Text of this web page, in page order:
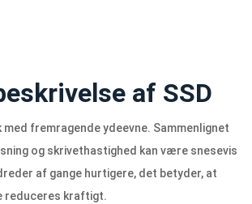
af SSD
med fremragende ydeevne. Sammenlignet
og skrivethastighed kan være snesevis
af gange hurtigere, det betyder, at
reduceres kraftigt.